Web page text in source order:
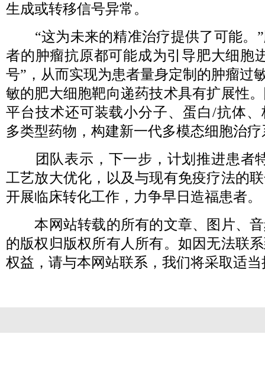
生成或转移信号异常。
“这为未来的精准治疗提供了可能。”
者的肿瘤抗原都可能成为引导肥大细胞
号”，从而实现为患者量身定制的肿瘤过
敏的肥大细胞靶向递药技术具有扩展性
平台技术还可装载小分子、蛋白/抗体
多类型药物，构建新一代多模态细胞治
团队表示，下一步，计划推进患者
工艺放大优化，以及与现有免疫疗法的
开展临床转化工作，力争早日造福患者。
本网站转载的所有的文章、图片、
的版权归版权所有人所有。如因无法联
权益，请与本网站联系，我们将采取适